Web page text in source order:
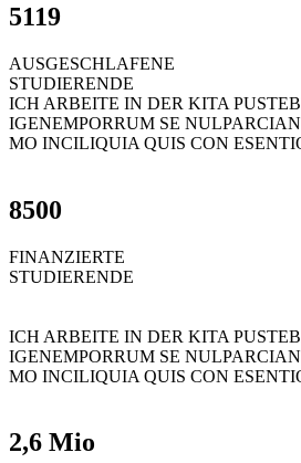
5119
AUSGESCHLAFENE
STUDIERENDE
ICH ARBEITE IN DER KITA
IGENEMPORRUM SE
MO INCILIQUIA QUIS CON
8500
FINANZIERTE
STUDIERENDE
ICH ARBEITE IN DER KITA
IGENEMPORRUM SE
MO INCILIQUIA QUIS CON
2,6 Mio